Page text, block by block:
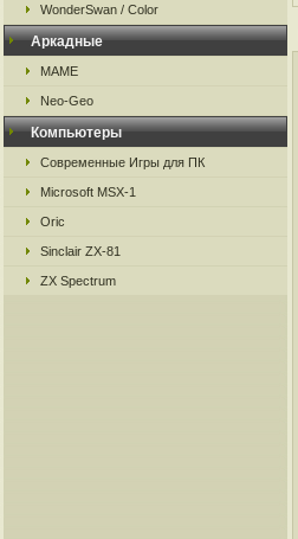
WonderSwan / Color
Аркадные
MAME
Neo-Geo
Компьютеры
Современные Игры для ПК
Microsoft MSX-1
Oric
Sinclair ZX-81
ZX Spectrum